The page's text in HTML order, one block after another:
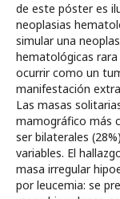
de este póster es
neoplasias
simular una
hematológicas
ocurrir como un
manifestación
Las masas
mamográfico más
ser bilaterales
variables. El
masa irregular
por leucemia: se